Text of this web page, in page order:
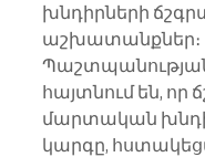
խնդիրների
աշխատանքներ։
հայտնում են, որ
մարտական
կարգը,